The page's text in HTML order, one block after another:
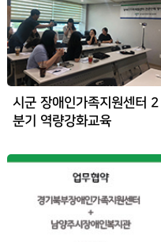
시군 장애인가족지원센터 2
분기 역량강화교육